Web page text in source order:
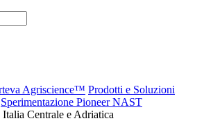
Agriscience™ Prodotti e Soluzioni
Sperimentazione Pioneer NAST
Centrale e Adriatica